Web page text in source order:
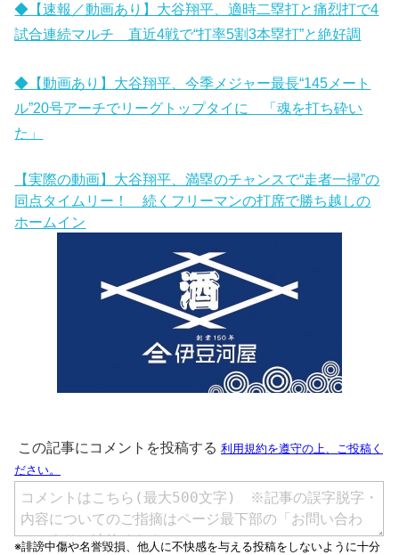
◆【速報／動画あり】大谷翔平、適時二塁打と痛烈打で4
試合連続マルチ 直近4戦で“打率5割3本塁打”と絶好調
◆【動画あり】大谷翔平、今季メジャー最長“145メート
ル”20号アーチでリーグトップタイに 「魂を打ち砕い
た」
【実際の動画】大谷翔平、満塁のチャンスで“走者一掃”の
同点タイムリー！ 続くフリーマンの打席で勝ち越しの
ホームイン